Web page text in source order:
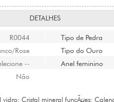
DETALHES
R0044
Rose
--
Não
Tipo de Pedra
Tipo do Ouro
Anel feminino
Cristal mineral funçÃµes: